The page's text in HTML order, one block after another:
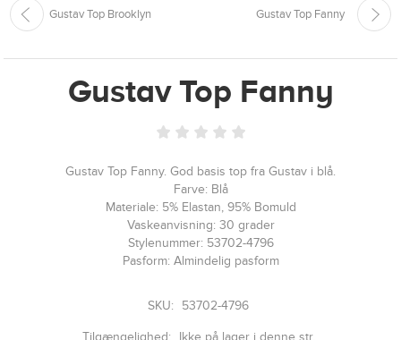
Gustav Top Brooklyn Gustav Top Fanny
Gustav Top Fanny
Gustav Top Fanny. God basis top fra Gustav i blå.
Farve: Blå
Materiale: 5% Elastan, 95% Bomuld
Vaskeanvisning: 30 grader
Stylenummer: 53702-4796
Pasform: Almindelig pasform
SKU: 53702-4796